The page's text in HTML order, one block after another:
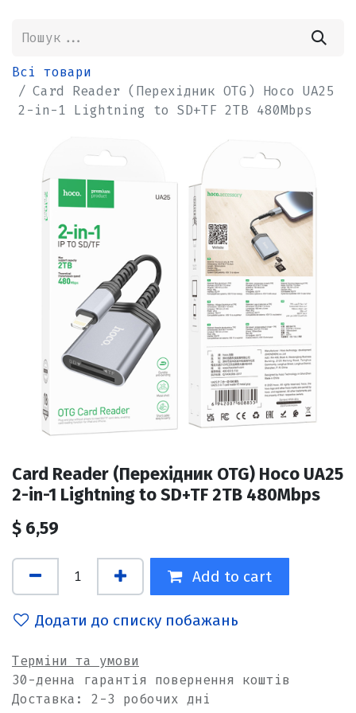
Всі товари
Card Reader (Перехідник OTG) Hoco UA25
2-in-1 Lightning to SD+TF 2TB 480Mbps
Card Reader (Перехідник OTG) Hoco UA25
2-in-1 Lightning to SD+TF 2TB 480Mbps
$ 6,59
Add to cart
Додати до списку побажань
Терміни та умови
30-денна гарантія повернення коштів
Доставка: 2-3 робочих дні